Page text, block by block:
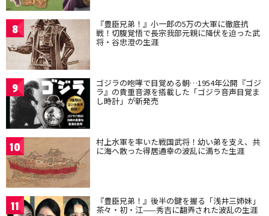
8 『豊臣兄弟！』小一郎の5万の大軍に徹底抗
戦！切腹覚悟で長宗我部元親に降伏を迫った武
将・谷忠澄の生涯
9 ゴジラの咆哮で目覚める朝…1954年公開『ゴジ
ラ』の貴重音源を搭載した「ゴジラ音声目覚ま
し時計」が新発売
10 村上水軍を率いた戦国武将！幼い弟を支え、共
に海へ散った得居通幸の波乱に満ちた生涯
11 『豊臣兄弟！』後半の鍵を握る「浅井三姉妹」
茶々・初・江——秀吉に翻弄された波乱の生涯